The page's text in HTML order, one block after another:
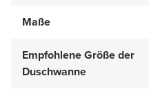
Maße
Empfohlene Größe der
Duschwanne